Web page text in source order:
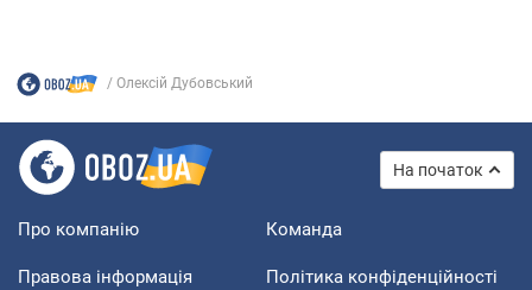
Олексій Дубовський
На початок
Про компанію Команда
Правова інформація Політика конфіденційності